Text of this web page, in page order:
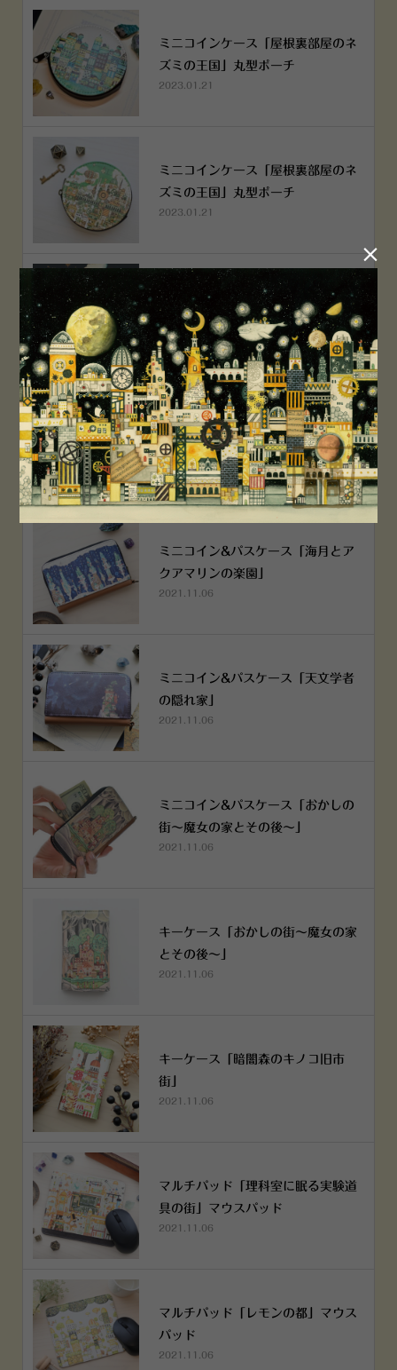
ミニコインケース「屋根裏部屋のネ
ズミの王国」丸型ポーチ
2023.01.21
ミニコインケース「屋根裏部屋のネ
ズミの王国」丸型ポーチ
2023.01.21
横浜赤レンガ倉庫店 12月6日 O
PEN！
2022.12.05
空想街雑貨店《吉祥寺本店》４月２
５日OPEN!
2022.03.29
ミニコイン&パスケース「海月とア
クアマリンの楽園」
2021.11.06
ミニコイン&パスケース「天文学者
の隠れ家」
2021.11.06
ミニコイン&パスケース「おかしの
街～魔女の家とその後～」
2021.11.06
キーケース「おかしの街～魔女の家
とその後～」
2021.11.06
キーケース「暗闇森のキノコ旧市
街」
2021.11.06
マルチパッド「理科室に眠る実験道
具の街」マウスパッド
2021.11.06
マルチパッド「レモンの都」マウス
パッド
2021.11.06
